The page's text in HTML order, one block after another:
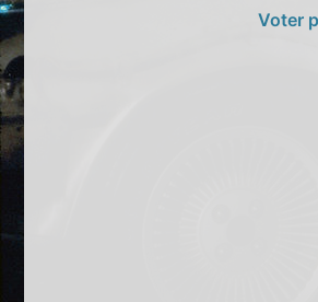
Voter